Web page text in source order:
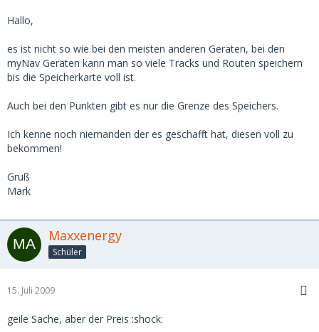
Hallo,
es ist nicht so wie bei den meisten anderen Geräten, bei den
myNav Geräten kann man so viele Tracks und Routen speichern
bis die Speicherkarte voll ist.
Auch bei den Punkten gibt es nur die Grenze des Speichers.
Ich kenne noch niemanden der es geschafft hat, diesen voll zu
bekommen!
Gruß
Mark
Maxxenergy
Schüler
15. Juli 2009
geile Sache, aber der Preis :shock: